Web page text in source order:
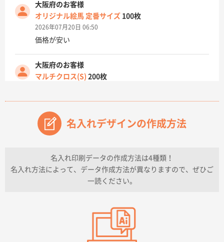
大阪府のお客様
オリジナル絵馬 定番サイズ 100枚
2026年07月20日 06:50
価格が安い
大阪府のお客様
マルチクロス(S) 200枚
原稿データ流用が可能で価格が妥当なこと
兵庫県のお客様
チケットホルダー ダブルポケット
上記のとおりです。
柳さんの対応が素晴らしかった。
名入れデザインの作成方法
名入れ印刷データの作成方法は4種類！
名入れ方法によって、データ作成方法が異なりますので、ぜひご
一読ください。